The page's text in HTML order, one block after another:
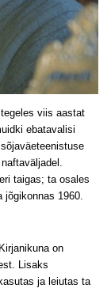
viis aastat
ebatavalisi
taigas; ta osales
jõgikonnas 1960.
on
Lisaks
ja leiutas ta